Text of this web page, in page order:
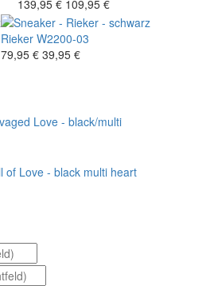
139,95 € 109,95 €
Rieker W2200-03
79,95 € 39,95 €